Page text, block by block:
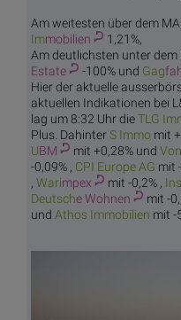
Am weitesten über dem
Immobilien
1,21%,
Am deutlichsten unter dem
Estate
-100% und Gag
Hier der aktuelle
aktuellen Indikationen bei
lag um 8:32 Uhr dieTLG
Plus. DahinterS Immo mit
UBM mit +0,28% und
-0,09% , CPI Europe AG mit
, Warimpex mit -0,2% ,
Deutsche Wohnen mit -
und Athos Immobilien mit -